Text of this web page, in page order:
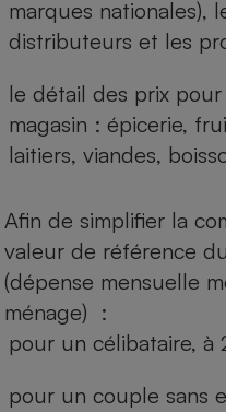
marques nationales),
distributeurs et les
le détail des prix
magasin : épicerie,
laitiers, viandes,
Afin de simplifier la
valeur de référence
(dépense mensuelle
ménage) :
pour un célibataire,
pour un couple sans